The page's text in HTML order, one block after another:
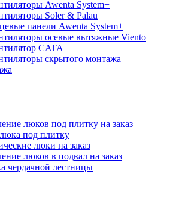
Awenta System+
Soler & Palau
панели Awenta System+
осевые вытяжные Viento
CATA
скрытого монтажа
люков под плитку на заказ
под плитку
люки на заказ
люков в подвал на заказ
чердачной лестницы